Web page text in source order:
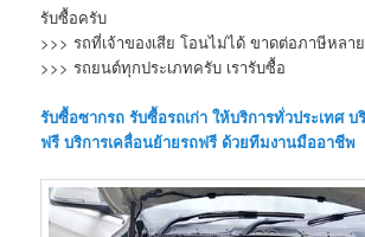
รับซื้อครับ
>>> รถที่เจ้าของเสีย โอนไม่ได้ ขาดต่อภาษีหลา
>>> รถยนต์ทุกประเภทครับ เรารับซื้อ
รับซื้อซากรถ รับซื้อรถเก่า ให้บริการทั่วประเทศ
ฟรี บริการเคลื่อนย้ายรถฟรี ด้วยทีมงานมืออาชีพ